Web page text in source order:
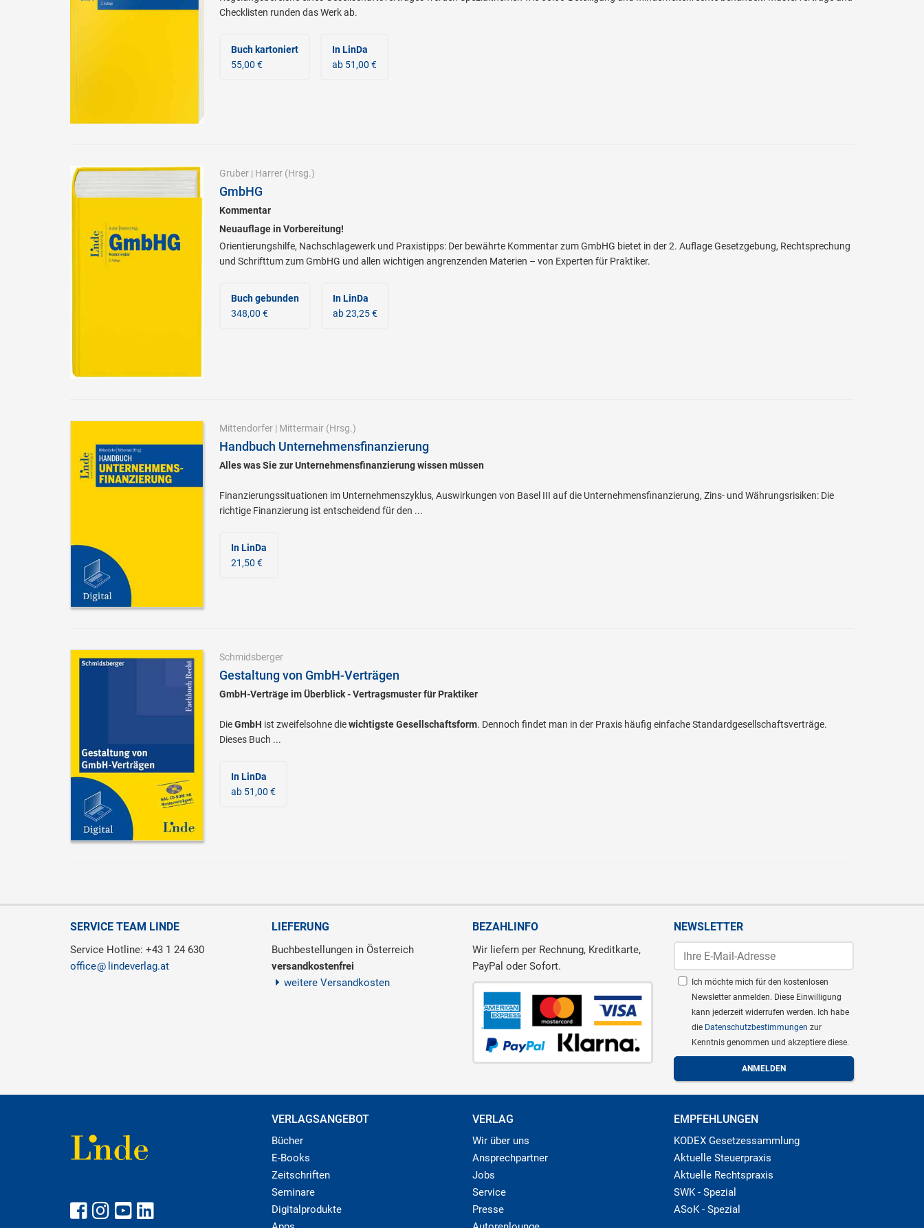
Checklisten runden das Werk ab.
Buch kartoniert
55,00 €
In LinDa
ab 51,00 €
Gruber| Harrer(Hrsg.)
GmbHG
Kommentar
Neuauflage in Vorbereitung!
Orientierungshilfe, Nachschlagewerk und Praxistipps: Der bewährte Kommentar zum GmbHG bietet in der 2. Auflage Gesetzgebung, Rechtsprechung
und Schrifttum zum GmbHG und allen wichtigen angrenzenden Materien – von Experten für Praktiker.
Buch gebunden
348,00 €
In LinDa
ab 23,25 €
Mittendorfer| Mittermair(Hrsg.)
Handbuch Unternehmensfinanzierung
Alles was Sie zur Unternehmensfinanzierung wissen müssen
Finanzierungssituationen im Unternehmenszyklus, Auswirkungen von Basel III auf die Unternehmensfinanzierung, Zins- und Währungsrisiken: Die
richtige Finanzierung ist entscheidend für den ...
In LinDa
21,50 €
Schmidsberger
Gestaltung von GmbH-Verträgen
GmbH-Verträge im Überblick - Vertragsmuster für Praktiker
DieGmbH ist zweifelsohne diewichtigste Gesellschaftsform. Dennoch findet man in der Praxis häufig einfache Standardgesellschaftsverträge.
Dieses Buch ...
In LinDa
ab 51,00 €
SERVICE TEAM LINDE
Service Hotline: +43 1 24 630
office
lindeverlag.at
LIEFERUNG
Buchbestellungen in Österreich
versandkostenfrei
weitere Versandkosten
BEZAHLINFO
Wir liefern per Rechnung, Kreditkarte,
PayPal oder Sofort.
NEWSLETTER
Ich möchte mich für den kostenlosen
Newsletter anmelden. Diese Einwilligung
kann jederzeit widerrufen werden. Ich habe
die Datenschutzbestimmungen zur
Kenntnis genommen und akzeptiere diese.
VERLAGSANGEBOT
Bücher
E-Books
Zeitschriften
Seminare
Digitalprodukte
VERLAG
Wir über uns
Ansprechpartner
Jobs
Service
Presse
EMPFEHLUNGEN
KODEX Gesetzessammlung
Aktuelle Steuerpraxis
Aktuelle Rechtspraxis
SWK - Spezial
ASoK - Spezial